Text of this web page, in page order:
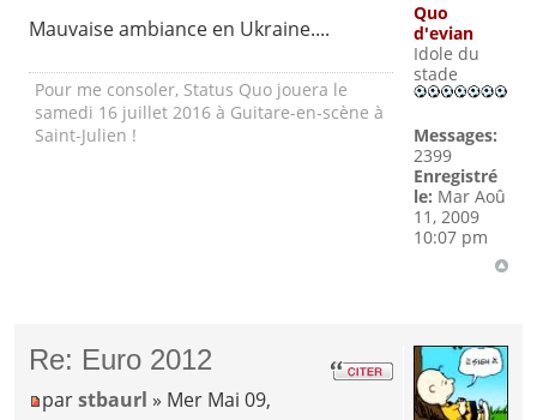
Mauvaise ambiance en Ukraine....
Pour me consoler, Status Quo jouera le
samedi 16 juillet 2016 à Guitare-en-scène à
Saint-Julien !
Quo
d'evian
Idole du
stade
Messages:
2399
Enregistré
le: Mar Aoû
11, 2009
10:07 pm
Re: Euro 2012
parstbaurl » Mer Mai 09,